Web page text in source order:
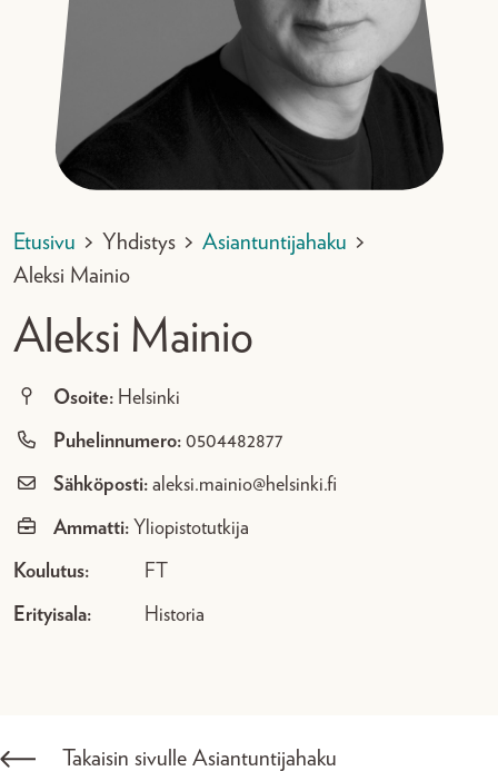
Etusivu > Yhdistys > Asiantuntijahaku >
Aleksi Mainio
Aleksi Mainio
Osoite: Helsinki
Puhelinnumero: 0504482877
Sähköposti: aleksi.mainio@helsinki.fi
Ammatti: Yliopistotutkija
Koulutus: FT
Erityisala: Historia
Takaisin sivulle Asiantuntijahaku